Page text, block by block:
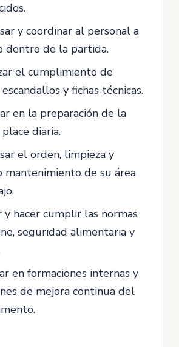
y coordinar al personal a
dentro de la partida.
el cumplimiento de
y fichas técnicas.
en la preparación de la
diaria.
el orden, limpieza y
mantenimiento de su área
hacer cumplir las normas
seguridad alimentaria y
en formaciones internas y
de mejora continua del